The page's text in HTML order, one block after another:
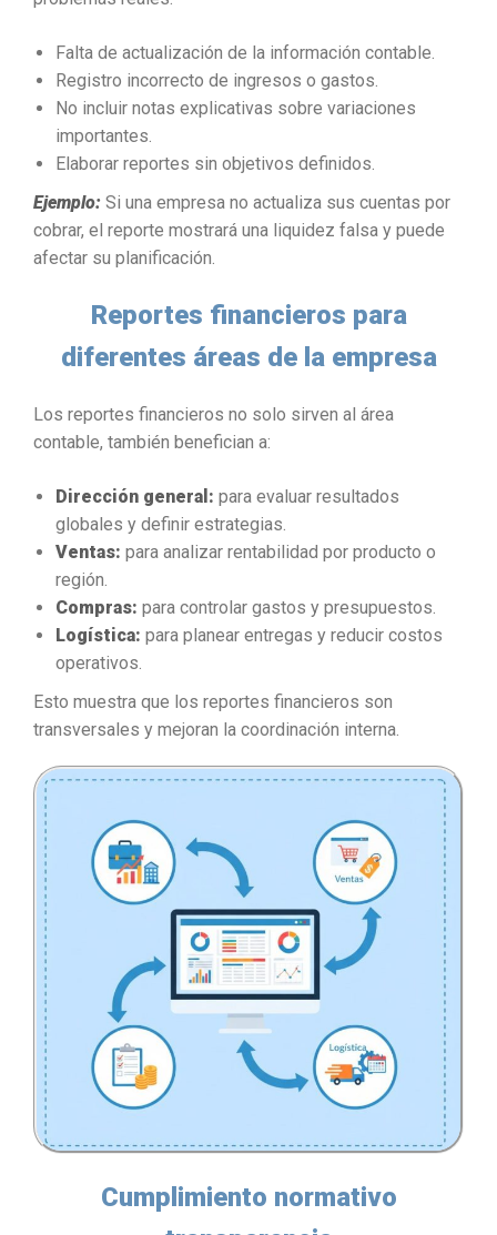
Falta de actualización de la información contable.
Registro incorrecto de ingresos o gastos.
No incluir notas explicativas sobre variaciones
importantes.
Elaborar reportes sin objetivos definidos.
Ejemplo: Si una empresa no actualiza sus cuentas por
cobrar, el reporte mostrará una liquidez falsa y puede
afectar su planificación.
Reportes financieros para
diferentes áreas de la empresa
Los reportes financieros no solo sirven al área
contable, también benefician a:
Dirección general: para evaluar resultados
globales y definir estrategias.
Ventas: para analizar rentabilidad por producto o
región.
Compras: para controlar gastos y presupuestos.
Logística: para planear entregas y reducir costos
operativos.
Esto muestra que los reportes financieros son
transversales y mejoran la coordinación interna.
Cumplimiento normativo